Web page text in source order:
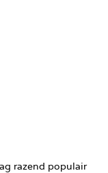
razend populair